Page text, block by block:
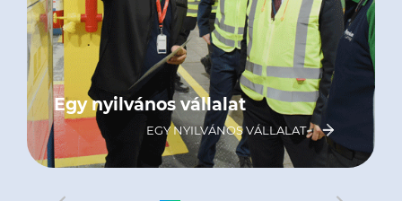
Egy nyilvános vállalat
EGY NYILVÁNOS VÁLLALAT